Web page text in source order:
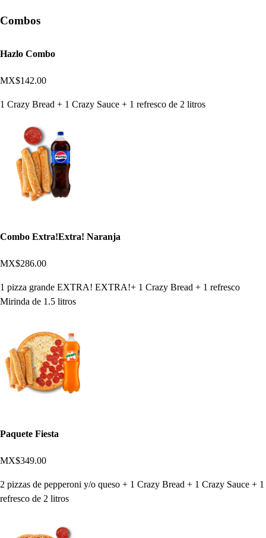
Combos
Hazlo Combo
MX$142.00
1 Crazy Bread + 1 Crazy Sauce + 1 refresco de 2 litros
Combo Extra!Extra! Naranja
MX$286.00
1 pizza grande EXTRA! EXTRA!+ 1 Crazy Bread + 1 refresco
Mirinda de 1.5 litros
Paquete Fiesta
MX$349.00
2 pizzas de pepperoni y/o queso + 1 Crazy Bread + 1 Crazy Sauce + 1
refresco de 2 litros